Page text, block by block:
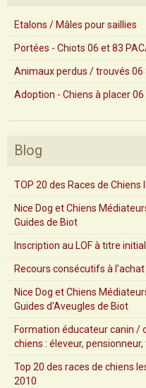
Etalons / Mâles pour saillies
Portées - Chiots 06 et 83
Animaux perdus / trouvés 06
Adoption - Chiens à placer 06
Blog
TOP 20 des Races de
Nice Dog et Chiens
Guides de Biot
Inscription au LOF à titre initial
Recours consécutifs à
Nice Dog et Chiens
Guides d'Aveugles de Biot
Formation éducateur canin
chiens : éleveur,
Top 20 des races de chiens
2010